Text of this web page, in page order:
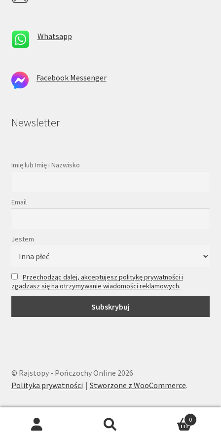
Whatsapp
Facebook Messenger
Newsletter
Imię lub Imię i Nazwisko
Email
Jestem
Przechodząc dalej, akceptujesz politykę prywatności i
zgadzasz się na otrzymywanie wiadomości reklamowych.
© Rajstopy - Pończochy Online 2026
Polityka prywatności
Stworzone z WooCommerce.
Wyszukiwarka
0